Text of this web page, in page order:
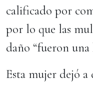
calificado por
por lo que las
daño “fueron una
Esta mujer dejó a